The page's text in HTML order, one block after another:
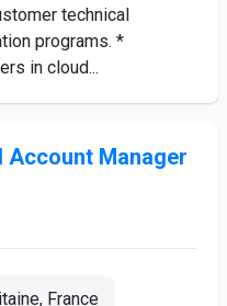
technical
programs. *
in cloud...
Account Manager
France